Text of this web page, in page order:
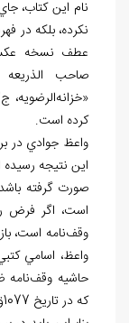
نام اين كتاب،
نكرده، بلكه در
عطف نسخه
صاحب
«خزانه
کرده است.
واعظ جوادي در
اين نتيجه
صورت گرفته
است، اگر فرض
وقفنامه است،
واعظ، اسامي
حاشيه وقفنامه
كه در تاريخ 1077ق و در اواخر عمر خود نگاشته است.